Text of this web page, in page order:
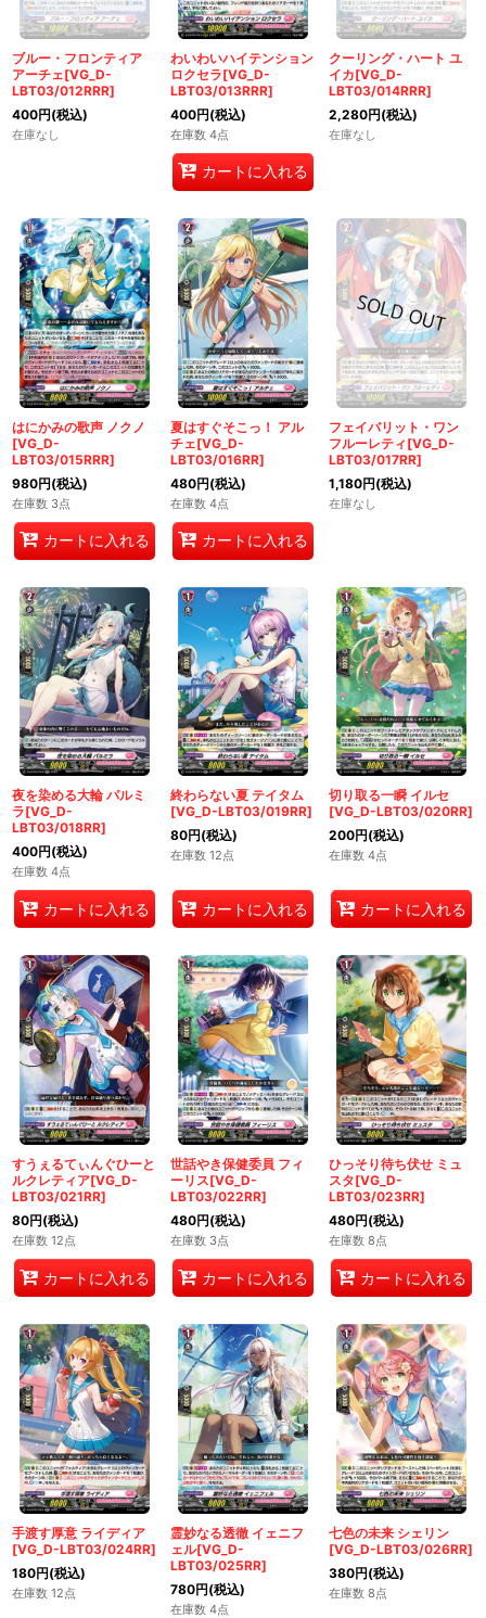
ブルー・フロンティア
アーチェ[VG_D-
LBT03/012RRR]
400円(税込)
在庫なし
わいわいハイテンション
ロクセラ[VG_D-
LBT03/013RRR]
400円(税込)
在庫数 4点
カートに入れる
クーリング・ハート ユ
イカ[VG_D-
LBT03/014RRR]
2,280円(税込)
在庫なし
はにかみの歌声 ノクノ
[VG_D-
LBT03/015RRR]
980円(税込)
在庫数 3点
カートに入れる
夏はすぐそこっ！ アル
チェ[VG_D-
LBT03/016RR]
480円(税込)
在庫数 4点
カートに入れる
フェイバリット・ワン
フルーレティ[VG_D-
LBT03/017RR]
1,180円(税込)
在庫なし
夜を染める大輪 パルミ
ラ[VG_D-
LBT03/018RR]
400円(税込)
在庫数 4点
カートに入れる
終わらない夏 テイタム
[VG_D-LBT03/019RR]
80円(税込)
在庫数 12点
カートに入れる
切り取る一瞬 イルセ
[VG_D-LBT03/020RR]
200円(税込)
在庫数 4点
カートに入れる
すうぇるてぃんぐひーと
ルクレティア[VG_D-
LBT03/021RR]
80円(税込)
在庫数 12点
カートに入れる
世話やき保健委員 フィ
ーリス[VG_D-
LBT03/022RR]
480円(税込)
在庫数 3点
カートに入れる
ひっそり待ち伏せ ミュ
スタ[VG_D-
LBT03/023RR]
480円(税込)
在庫数 8点
カートに入れる
手渡す厚意 ライディア
[VG_D-LBT03/024RR]
180円(税込)
在庫数 12点
霊妙なる透徹 イェニフ
ェル[VG_D-
LBT03/025RR]
780円(税込)
在庫数 4点
七色の未来 シェリン
[VG_D-LBT03/026RR]
380円(税込)
在庫数 8点